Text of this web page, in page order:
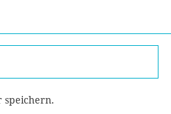
speichern.